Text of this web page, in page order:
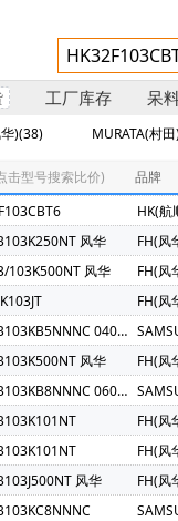
工厂库存 呆
)(38)
MURATA(村
TASUND(泰盛达)(5)
TDK(东电化)(3)
Mindmotion(灵动微)(2)
PanJit(强茂)(1)
KYET(科雅)(1)
击型号搜索比价)
品牌
HK(航
风华
FH(风
103K500NT 风华
FH(风
FH(风
CL05B103KB5NNNC 0402 X7R 10NF 50V
风华
FH(风
CL10B103KB8NNNC 0603 X7R 10NF 50V
FH(风
FH(风
风华
FH(风